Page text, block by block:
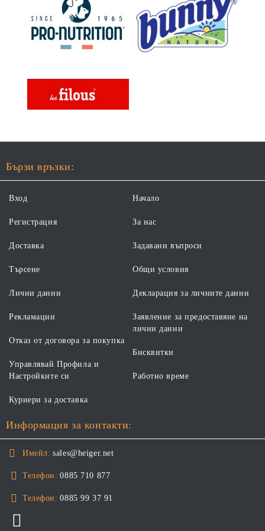
Бързи връзки:
Вход
Регистрация
Доставка
Търсене
Начало
За нас
Задавани въпроси
Общи условия
Лични данни
Рекламации
Отказ от договора за покупка
Управлявай Профила и
Настройките си
Декларация за личните данни
Заявление за предоставяне на
лични данни
Бисквитки
Работно време
Куриери за доставка
Информация за контакти:
Имейл: sales@heiger.net
Телефон: 0885 710 877
Телефон: 0885 99 37 91